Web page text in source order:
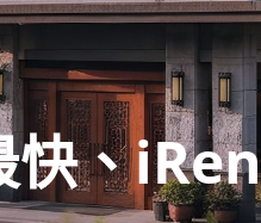
快、